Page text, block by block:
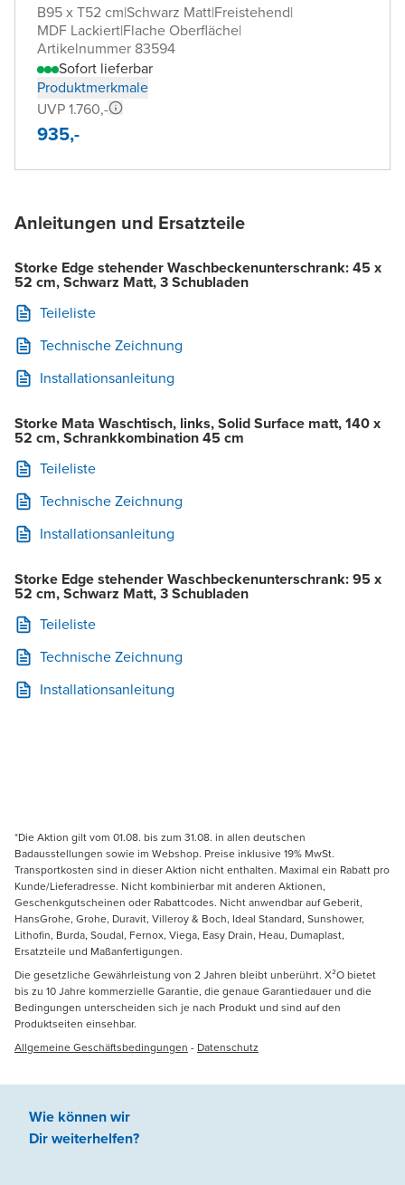
B95 x T52 cm|Schwarz Matt|Freistehend|
MDF Lackiert|Flache Oberfläche|
Artikelnummer 83594
Sofort lieferbar
Produktmerkmale
UVP 1.760,-
935,-
Anleitungen und Ersatzteile
Storke Edge stehender Waschbeckenunterschrank: 45 x
52 cm, Schwarz Matt, 3 Schubladen
Teileliste
Technische Zeichnung
Installationsanleitung
Storke Mata Waschtisch, links, Solid Surface matt, 140 x
52 cm, Schrankkombination 45 cm
Teileliste
Technische Zeichnung
Installationsanleitung
Storke Edge stehender Waschbeckenunterschrank: 95 x
52 cm, Schwarz Matt, 3 Schubladen
Teileliste
Technische Zeichnung
Installationsanleitung
*Die Aktion gilt vom 01.08. bis zum 31.08. in allen deutschen
Badausstellungen sowie im Webshop. Preise inklusive 19% MwSt.
Transportkosten sind in dieser Aktion nicht enthalten. Maximal ein Rabatt pro
Kunde/Lieferadresse. Nicht kombinierbar mit anderen Aktionen,
Geschenkgutscheinen oder Rabattcodes. Nicht anwendbar auf Geberit,
HansGrohe, Grohe, Duravit, Villeroy & Boch, Ideal Standard, Sunshower,
Lithofin, Burda, Soudal, Fernox, Viega, Easy Drain, Heau, Dumaplast,
Ersatzteile und Maßanfertigungen.
Die gesetzliche Gewährleistung von 2 Jahren bleibt unberührt. X²O bietet
bis zu 10 Jahre kommerzielle Garantie, die genaue Garantiedauer und die
Bedingungen unterscheiden sich je nach Produkt und sind auf den
Produktseiten einsehbar.
Allgemeine Geschäftsbedingungen - Datenschutz
Wie können wir
Dir weiterhelfen?